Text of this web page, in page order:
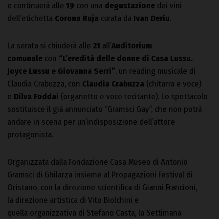
e continuerà alle 19 con una degustazione dei vini
dell’etichetta Corona Ruja curata da Ivan Deriu.
La serata si chiuderà alle 21 all’Auditorium
comunale con “L’eredità delle donne di Casa Lussu.
Joyce Lussu e Giovanna Serri”, un reading musicale di
Claudia Crabuzza, con Claudia Crabuzza (chitarra e voce)
e Dilva Foddai (organetto e voce recitante). Lo spettacolo
sostituisce il già annunciato “Gramsci Gay”, che non potrà
andare in scena per un’indisposizione dell’attore
protagonista.
Organizzata dalla Fondazione Casa Museo di Antonio
Gramsci di Ghilarza insieme al Propagazioni Festival di
Oristano, con la direzione scientifica di Gianni Francioni,
la direzione artistica di Vito Biolchini e
quella organizzativa di Stefano Casta, la Settimana